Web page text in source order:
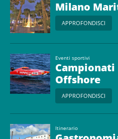
Milano
APPROFONDISCI
Eventi sportivi
Offshore
APPROFONDISCI
Itinerario